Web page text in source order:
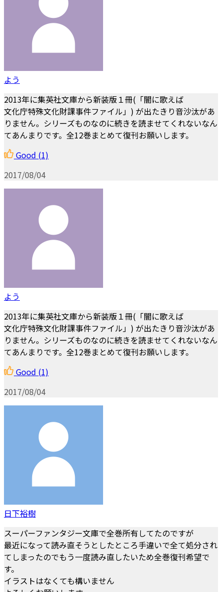
よう
2013年に集英社文庫から新装版１冊(「闇に歌えば
文化庁特殊文化財課事件ファイル」) が出たきり音沙汰があ
りません。シリーズものなのに続きを読ませてくれないなん
てあんまりです。全12巻まとめて復刊お願いします。
Good (1)
2017/08/04
よう
2013年に集英社文庫から新装版１冊(「闇に歌えば
文化庁特殊文化財課事件ファイル」) が出たきり音沙汰があ
りません。シリーズものなのに続きを読ませてくれないなん
てあんまりです。全12巻まとめて復刊お願いします。
Good (1)
2017/08/04
日下裕樹
スーパーファンタジー文庫で全巻所有してたのですが
最近になって読み直そうとしたところ手違いで全て処分され
てしまったのでもう一度読み直したいため全巻復刊希望で
す。
イラストはなくても構いません